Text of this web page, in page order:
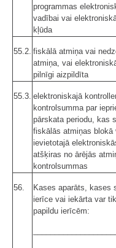
programmas
vadībai vai
kļūda
55.2. fiskālā atmiņa vai
atmiņa, vai
pilnīgi aizpildīta
55.3. elektroniskajā
kontrolsumma par
pārskata periodu, kas
fiskālās atmiņas blokā
ievietotajā
atšķiras no ārējās
kontrolsummas
56.
Kases aparāts, kases
ierīce vai iekārta var
papildu ierīcēm: